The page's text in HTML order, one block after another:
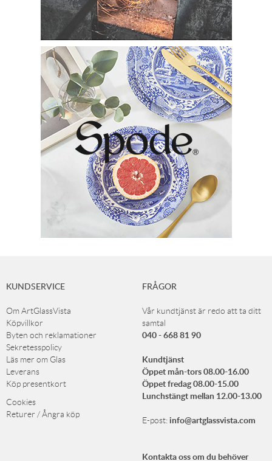
KUNDSERVICE
Om ArtGlassVista
Köpvillkor
Byten och reklamationer
Sekretesspolicy
Läs mer om Glas
Leverans
Köp presentkort
Cookies
Returer / Ångra köp
FRÅGOR
Vår kundtjänst är redo att ta ditt
samtal
040 - 668 81 90
Kundtjänst
Öppet mån-tors 08.00-16.00
Öppet fredag 08.00-15.00
Lunchstängt mellan 12.00-13.00
E-post:info@artglassvista.com
Kontakta oss om du behöver